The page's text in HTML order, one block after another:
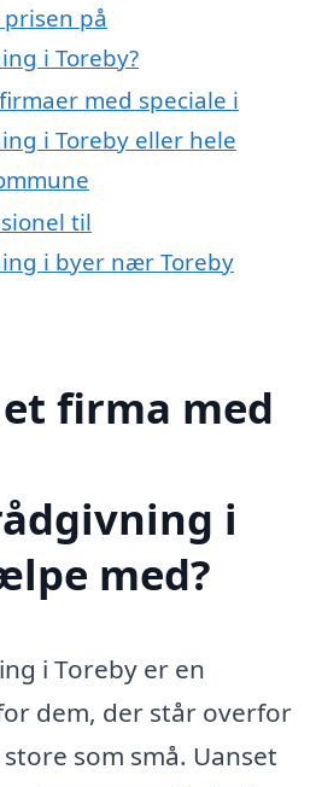
på
i Toreby?
med speciale i
i Toreby eller hele
til
i byer nær Toreby
firma med
i
med?
i Toreby er en
dem, der står overfor
som små. Uanset